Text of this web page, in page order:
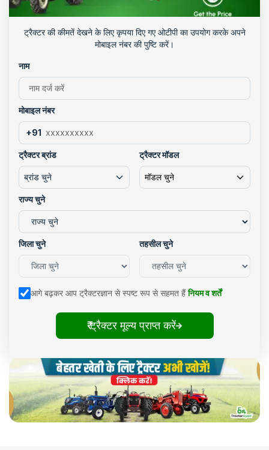
ट्रैक्टर की कीमतें देखने के लिए कृपया दिए गए ओटीपी का उपयोग करके अपने
मोबाइल नंबर की पुष्टि करें।
नाम
मोबाइल नंबर
+91
ट्रैक्टर ब्रांड
ब्रांड चुने
ट्रैक्टर मॉडल
मॉडल चुने
राज्य चुने
जिला चुने तहसील चुने
आगे बढ़कर आप ट्रैक्टरज्ञान से स्पष्ट रूप से सहमत हैं नियम व शर्तें
₹ ट्रैक्टर मूल्य प्राप्त करें